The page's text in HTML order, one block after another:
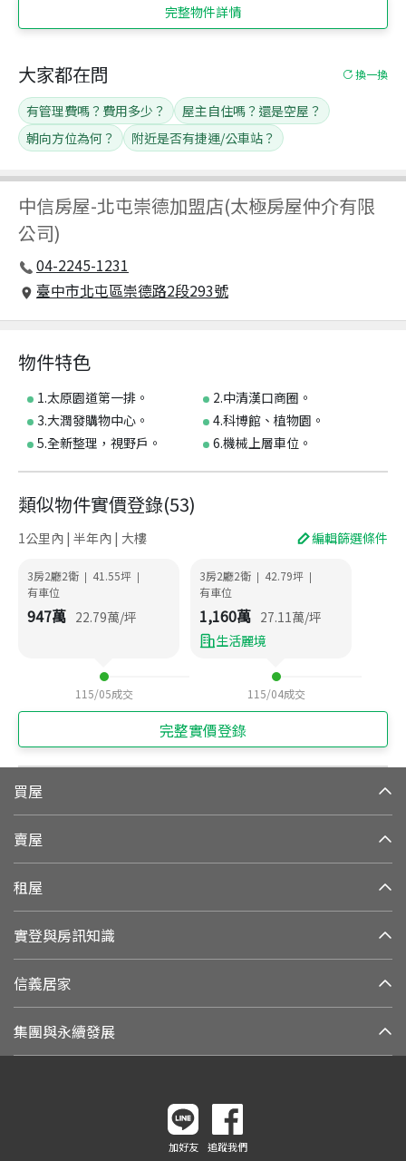
完整物件詳情
中信房屋-北屯崇德加盟店(太極房屋仲介有限
公司)
04-2245-1231
臺中市北屯區崇德路2段293號
大家都在問 換一換
有管理費嗎？費用多少？
屋主自住嗎？還是空屋？
朝向方位為何？
附近是否有捷運/公車站？
物件特色
1.太原園道第一排。
2.中清漢口商圈。
3.大潤發購物中心。
4.科博館、植物園。
5.全新整理，視野戶。
6.機械上層車位。
類似物件實價登錄(53)
1公里內 | 半年內 | 大樓 編輯篩選條件
3房2廳2衛 | 41.55坪 |
有車位
947萬 22.79萬/坪
115/05成交
3房2廳2衛 | 42.79坪 |
有車位
1,160萬 27.11萬/坪
生活麗境
115/04成交
完整實價登錄
買屋
賣屋
租屋
實登與房訊知識
信義居家
集團與永續發展
加好友 追蹤我們